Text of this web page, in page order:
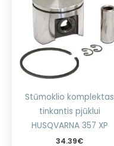
Stūmoklio komplektas
tinkantis pjūklui
HUSQVARNA 357 XP
34.39€